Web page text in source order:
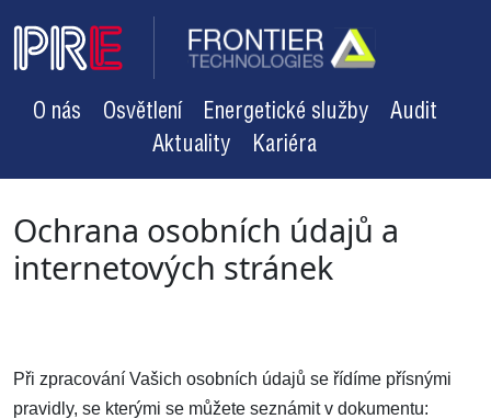
O nás Osvětlení Energetické služby
Audit
Aktuality
Kariéra
Ochrana osobních údajů a
internetových stránek
Při zpracování Vašich osobních údajů se řídíme přísnými
pravidly, se kterými se můžete seznámit v dokumentu: